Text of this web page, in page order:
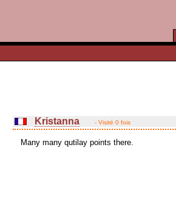
Kristanna - Visité 0 fois
Many many qutilay points there.